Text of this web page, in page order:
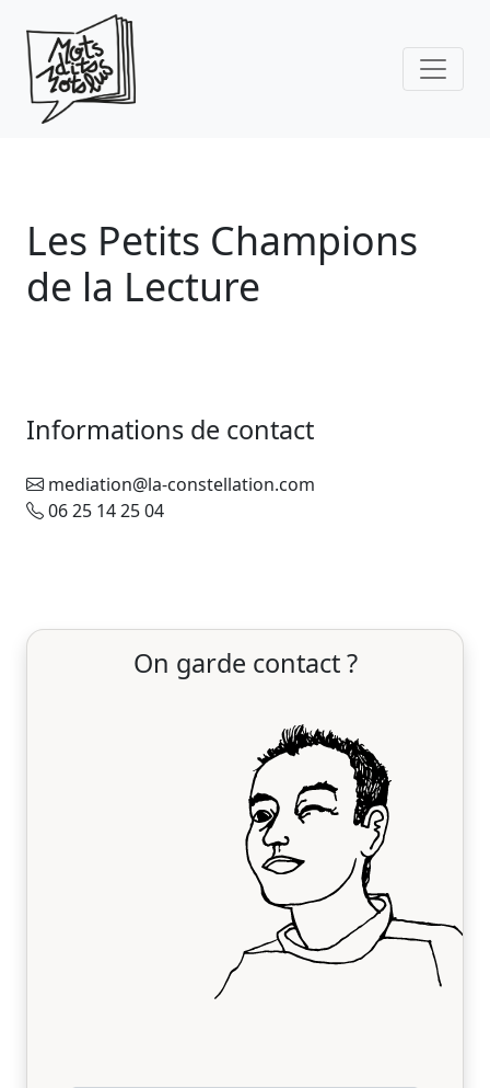
Skip to main content
Les Petits Champions
de la Lecture
Informations de contact
mediation@la-constellation.com
06 25 14 25 04
On garde contact ?